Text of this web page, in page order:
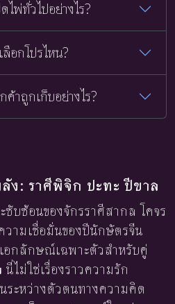
ไพ่ทั่วไปอย่างไร?
อกโปรไหน?
าถูกเก็บอย่างไร?
ง: ราศีพิจิก ปะทะ ปีขาล
ซับซ้อนของจักรราศีสากล โคจร
ามเชื่อมั่นของปีนักษัตรจีน
อกลักษณ์เฉพาะตัวสำหรับคู่
นี่ไม่ใช่เรื่องราวความรัก
ระหว่างตัวตนทางความคิด